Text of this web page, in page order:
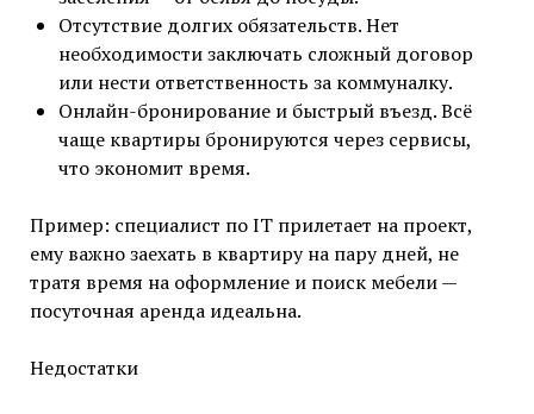
Отсутствие долгих обязательств. Нет
необходимости заключать сложный договор
или нести ответственность за коммуналку.
Онлайн-бронирование и быстрый въезд. Всё
чаще квартиры бронируются через сервисы,
что экономит время.
Пример: специалист по IT прилетает на проект,
ему важно заехать в квартиру на пару дней, не
тратя время на оформление и поиск мебели —
посуточная аренда идеальна.
Недостатки